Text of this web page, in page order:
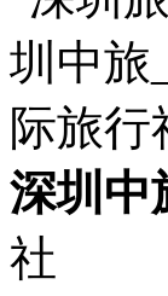
深圳中
社